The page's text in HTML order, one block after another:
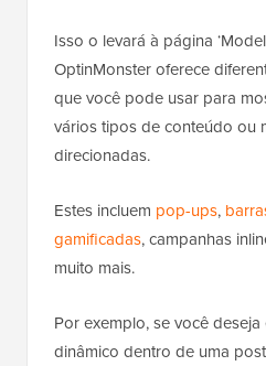
Isso o levará à página
OptinMonster oferece
que você pode usar para
vários tipos de conteúdo ou
direcionadas.
Estes incluem pop-ups,
gamificadas, campanhas
muito mais.
Por exemplo, se você
dinâmico dentro de uma